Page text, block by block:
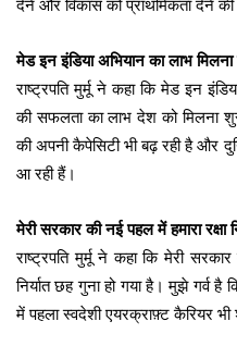
देने और विकास को प्राथमिकता देने की
मेड इन इंडिया अभियान का लाभ मिलना
राष्ट्रपति मुर्मू ने कहा कि मेड इन
की सफलता का लाभ देश को मिलना
की अपनी कैपेसिटी भी बढ़ रही है और
आ रही हैं।
मेरी सरकार की नई पहल में हमारा रक्षा
राष्ट्रपति मुर्मू ने कहा कि मेरी
निर्यात छह गुना हो गया है। मुझे गर्व
में पहला स्वदेशी एयरक्राफ़्ट कैरियर